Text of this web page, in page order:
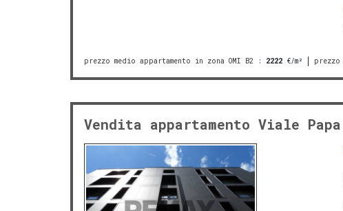
prezzo medio appartamento in zona OMI B2 : 2222 €/m² prezzo
Vendita appartamento Viale